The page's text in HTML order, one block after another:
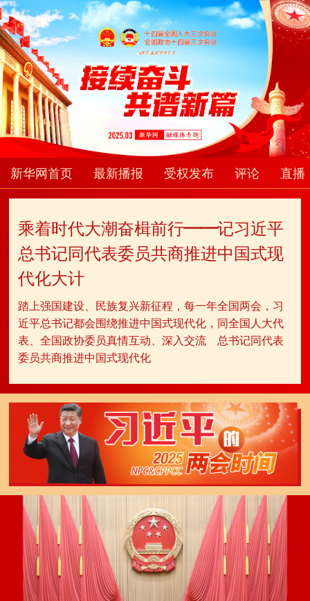
新华网首页 最新播报 受权发布 评论 直播
乘着时代大潮奋楫前行——记习近平
总书记同代表委员共商推进中国式现
代化大计
踏上强国建设、民族复兴新征程，每一年全国两会，习
近平总书记都会围绕推进中国式现代化，同全国人大代
表、全国政协委员真情互动、深入交流
总书记同代表
委员共商推进中国式现代化